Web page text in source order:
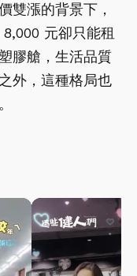
雙漲的背景下，
元卻只能租
膠艙，生活品質
外，這種格局也